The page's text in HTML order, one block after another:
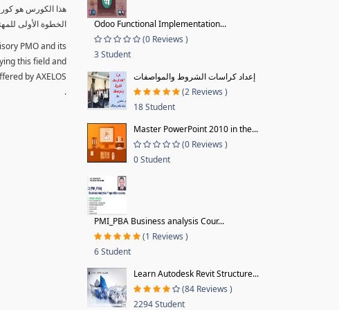
الخطوة الأولى
PMO and its
this field and
by AXELOS
.
Odoo Functional Implementation...
(0 Reviews )
3 Student
إعداد كراسات الشروط والمواصفات
(2 Reviews )
18 Student
Master PowerPoint 2010 in the...
(0 Reviews )
0 Student
PMI_PBA Business analysis Cour...
(1 Reviews )
6 Student
Learn Autodesk Revit Structure...
(84 Reviews )
2294 Student